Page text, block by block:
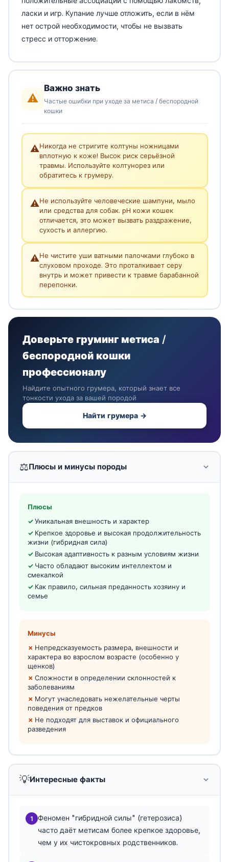
ласки и игр. Купание лучше отложить, если в нём
нет острой необходимости, чтобы не вызвать
стресс и отторжение.
⚠️
Важно знать
Частые ошибки при уходе за метиса / беспородной
кошки
⚠️Никогда не стригите колтуны ножницами
вплотную к коже! Высок риск серьёзной
травмы. Используйте колтунорез или
обратитесь к грумеру.
⚠️Не используйте человеческие шампуни, мыло
или средства для собак. pH кожи кошек
отличается, это может вызвать раздражение,
сухость и аллергию.
⚠️Не чистите уши ватными палочками глубоко в
слуховом проходе. Это проталкивает серу
внутрь и может привести к травме барабанной
перепонки.
Доверьте груминг метиса /
беспородной кошки
профессионалу
Найдите опытного грумера, который знает все
тонкости ухода за вашей породой
Найти грумера →
⚖️Плюсы и минусы породы
Плюсы
Уникальная внешность и характер
Крепкое здоровье и высокая продолжительность
жизни (гибридная сила)
Высокая адаптивность к разным условиям жизни
Часто обладают высоким интеллектом и
смекалкой
Как правило, сильная преданность хозяину и
семье
Минусы
Непредсказуемость размера, внешности и
характера во взрослом возрасте (особенно у
щенков)
Сложности в определении склонностей к
заболеваниям
Могут унаследовать нежелательные черты
поведения от предков
Не подходят для выставок и официального
разведения
💡Интересные факты
1
Феномен "гибридной силы" (гетерозиса)
часто даёт метисам более крепкое здоровье,
чем у их чистокровных родственников.